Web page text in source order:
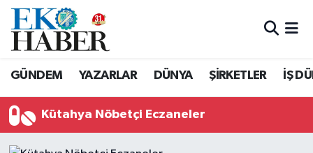
GÜNDEM YAZARLAR DÜNYA ŞİRKETLER İŞ
Kütahya Nöbetçi Eczaneler
Hava Durumu
Süper Lig Puan Durumu ve Fikstür